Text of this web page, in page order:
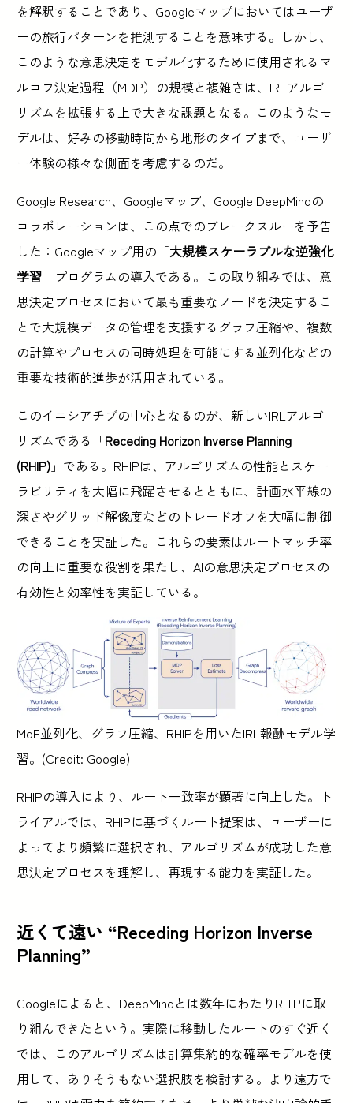
を解釈することであり、Googleマップにおいてはユーザ
ーの旅行パターンを推測することを意味する。しかし、
このような意思決定をモデル化するために使用されるマ
ルコフ決定過程（MDP）の規模と複雑さは、IRLアルゴ
リズムを拡張する上で大きな課題となる。このようなモ
デルは、好みの移動時間から地形のタイプまで、ユーザ
ー体験の様々な側面を考慮するのだ。
Google Research、Googleマップ、Google DeepMindの
コラボレーションは、この点でのブレークスルーを予告
した：Googleマップ用の「大規模スケーラブルな逆強化
学習 」プログラムの導入である。この取り組みでは、意
思決定プロセスにおいて最も重要なノードを決定するこ
とで大規模データの管理を支援するグラフ圧縮や、複数
の計算やプロセスの同時処理を可能にする並列化などの
重要な技術的進歩が活用されている。
このイニシアチブの中心となるのが、新しいIRLアルゴ
リズムである「Receding Horizon Inverse Planning
(RHIP) 」である。RHIPは、アルゴリズムの性能とスケー
ラビリティを大幅に飛躍させるとともに、計画水平線の
深さやグリッド解像度などのトレードオフを大幅に制御
できることを実証した。これらの要素はルートマッチ率
の向上に重要な役割を果たし、AIの意思決定プロセスの
有効性と効率性を実証している。
MoE並列化、グラフ圧縮、RHIPを用いたIRL報酬モデル学
習。(Credit: Google)
RHIPの導入により、ルート一致率が顕著に向上した。ト
ライアルでは、RHIPに基づくルート提案は、ユーザーに
よってより頻繁に選択され、アルゴリズムが成功した意
思決定プロセスを理解し、再現する能力を実証した。
近くて遠い “Receding Horizon Inverse
Planning”
Googleによると、DeepMindとは数年にわたりRHIPに取
り組んできたという。実際に移動したルートのすぐ近く
では、このアルゴリズムは計算集約的な確率モデルを使
用して、ありそうもない選択肢を検討する。より遠方で